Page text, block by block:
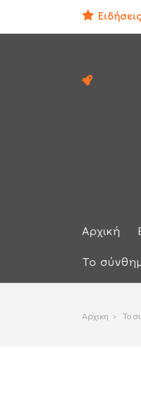
Αρχική
Το
Αρχικη > Το